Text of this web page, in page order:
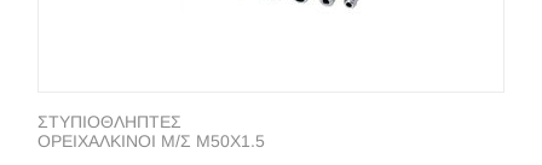
ΣΤΥΠΙΟΘΛΗΠΤΕΣ
ΟΡΕΙΧΑΛΚΙΝΟΙ Μ/Σ Μ50Χ1.5